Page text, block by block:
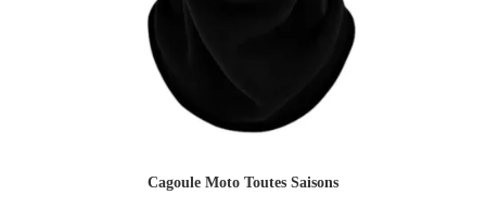
Cagoule Moto Toutes Saisons